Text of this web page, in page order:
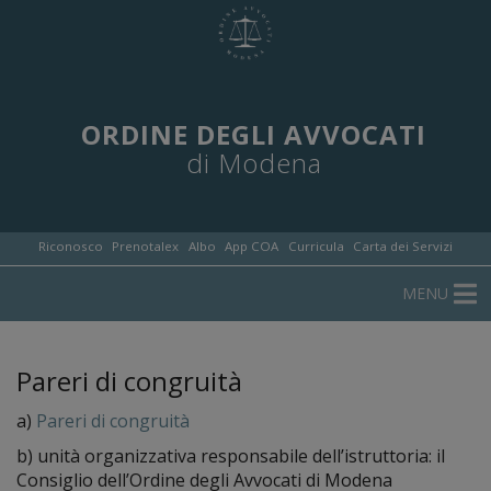
ORDINE DEGLI AVVOCATI
di Modena
Riconosco Prenotalex Albo App COA Curricula Carta dei Servizi
MENU
Pareri di congruità
a) Pareri di congruità
b) unità organizzativa responsabile dell’istruttoria: il
Consiglio dell’Ordine degli Avvocati di Modena